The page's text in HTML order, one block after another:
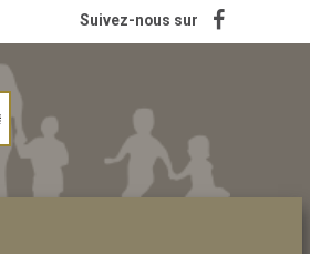
Suivez-nous sur